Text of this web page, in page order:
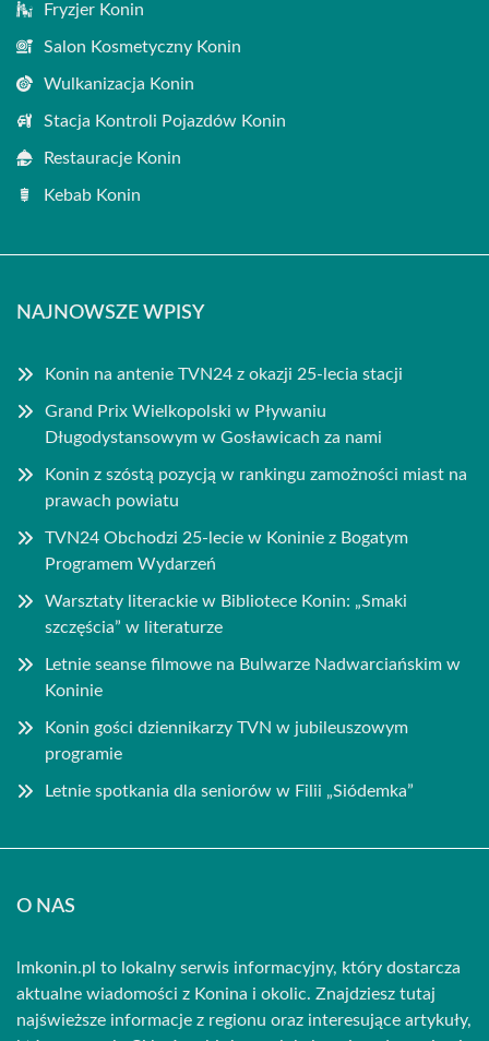
Fryzjer Konin
Salon Kosmetyczny Konin
Wulkanizacja Konin
Stacja Kontroli Pojazdów Konin
Restauracje Konin
Kebab Konin
NAJNOWSZE WPISY
Konin na antenie TVN24 z okazji 25-lecia stacji
Grand Prix Wielkopolski w Pływaniu
Długodystansowym w Gosławicach za nami
Konin z szóstą pozycją w rankingu zamożności miast na
prawach powiatu
TVN24 Obchodzi 25-lecie w Koninie z Bogatym
Programem Wydarzeń
Warsztaty literackie w Bibliotece Konin: „Smaki
szczęścia” w literaturze
Letnie seanse filmowe na Bulwarze Nadwarciańskim w
Koninie
Konin gości dziennikarzy TVN w jubileuszowym
programie
Letnie spotkania dla seniorów w Filii „Siódemka”
O NAS
lmkonin.pl to lokalny serwis informacyjny, który dostarcza
aktualne wiadomości z Konina i okolic. Znajdziesz tutaj
najświeższe informacje z regionu oraz interesujące artykuły,